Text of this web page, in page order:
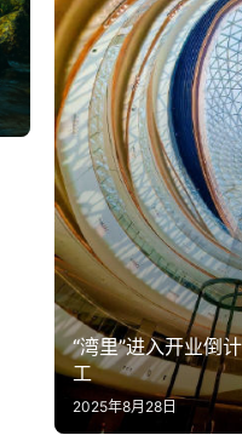
“湾里”进入开业倒
工
2025年8月28日